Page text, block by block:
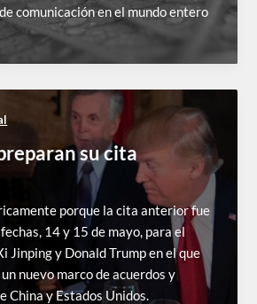
comunicación en el mundo entero
su cita
porque la cita anterior fue
14 y 15 de mayo, para el
Jinping y Donald Trump en el que
nuevo marco de acuerdos y
China y Estados Unidos.